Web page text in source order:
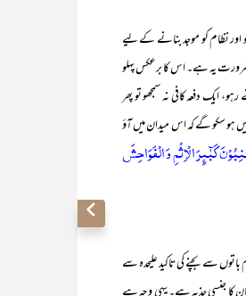
اور نظام کو موجد بنانے کے لیے
ضرورت یہ ہے۔ اس کا برعکس پہلو
ایک دفعہ کافی نہ سمجھو تو پھر
ہو سکو گے کہ اس میدان میں آؤ
کَبٰٓئِرَ الۡاِثۡمِ وَ الۡفَوَاحِشَ
سے بچنے کی تاکید علیحدہ سے